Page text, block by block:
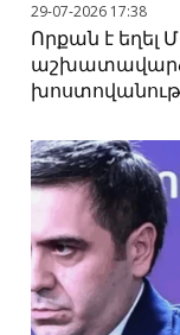
29-07-2026 17:38
Որքան է եղել